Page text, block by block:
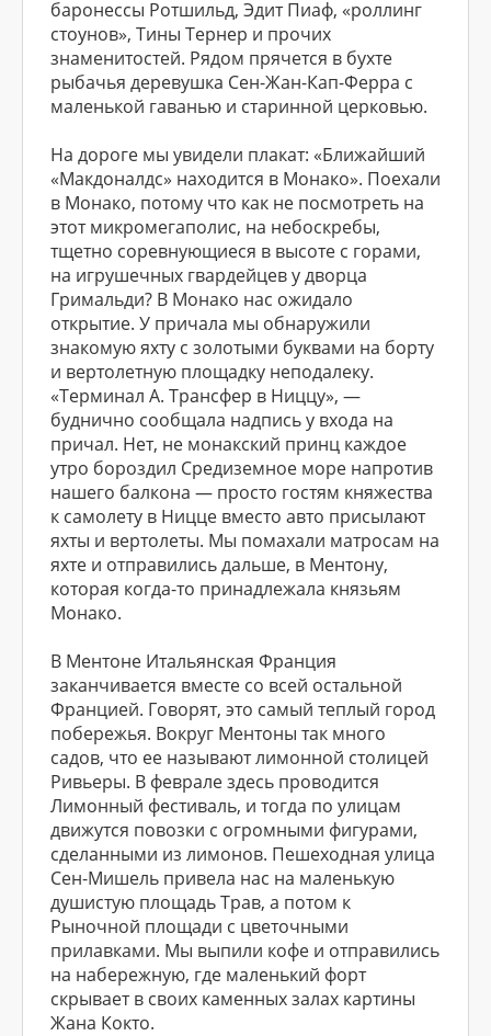
баронессы Ротшильд, Эдит Пиаф, «роллинг
стоунов», Тины Тернер и прочих
знаменитостей. Рядом прячется в бухте
рыбачья деревушка Сен-Жан-Кап-Ферра с
маленькой гаванью и старинной церковью.
На дороге мы увидели плакат: «Ближайший
«Макдоналдс» находится в Монако». Поехали
в Монако, потому что как не посмотреть на
этот микромегаполис, на небоскребы,
тщетно соревнующиеся в высоте с горами,
на игрушечных гвардейцев у дворца
Гримальди? В Монако нас ожидало
открытие. У причала мы обнаружили
знакомую яхту с золотыми буквами на борту
и вертолетную площадку неподалеку.
«Терминал А. Трансфер в Ниццу», —
буднично сообщала надпись у входа на
причал. Нет, не монакский принц каждое
утро бороздил Средиземное море напротив
нашего балкона — просто гостям княжества
к самолету в Ницце вместо авто присылают
яхты и вертолеты. Мы помахали матросам на
яхте и отправились дальше, в Ментону,
которая когда-то принадлежала князьям
Монако.
В Ментоне Итальянская Франция
заканчивается вместе со всей остальной
Францией. Говорят, это самый теплый город
побережья. Вокруг Ментоны так много
садов, что ее называют лимонной столицей
Ривьеры. В феврале здесь проводится
Лимонный фестиваль, и тогда по улицам
движутся повозки с огромными фигурами,
сделанными из лимонов. Пешеходная улица
Сен-Мишель привела нас на маленькую
душистую площадь Трав, а потом к
Рыночной площади с цветочными
прилавками. Мы выпили кофе и отправились
на набережную, где маленький форт
скрывает в своих каменных залах картины
Жана Кокто.